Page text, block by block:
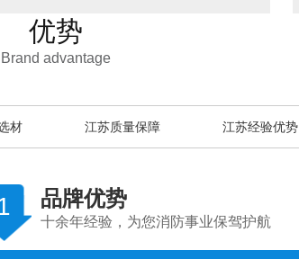
服务是宗旨" 的核心价值观，严把质量关
高品质的门窗产品。我们聚焦全球客户需
方案和进出口服务，持续为客户创造更大价
与我们携手合作，共创消防安全美好未来！
优势
Brand advantage
材 江苏质量保障 江苏经验优势
品牌优势
十余年经验，为您消防事业保驾护航